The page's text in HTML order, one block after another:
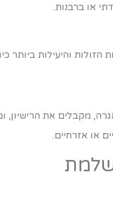
או ברבנות.
והיעילות ביותר
מקבלים את
או אזרחיים.